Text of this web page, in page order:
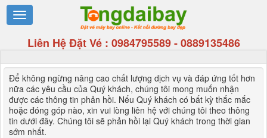
Liên Hệ Đặt Vé : 0984795589-0889135486
Để không ngừng nâng cao chất lượng dịch vụ và đáp ứng tốt hơn
nữa các yêu cầu của Quý khách, chúng tôi mong muốn nhận
được các thông tin phản hồi. Nếu Quý khách có bất kỳ thắc mắc
hoặc đóng góp nào, xin vui lòng liên hệ với chúng tôi theo thông
tin dưới đây. Chúng tôi sẽ phản hồi lại Quý khách trong thời gian
sớm nhất.